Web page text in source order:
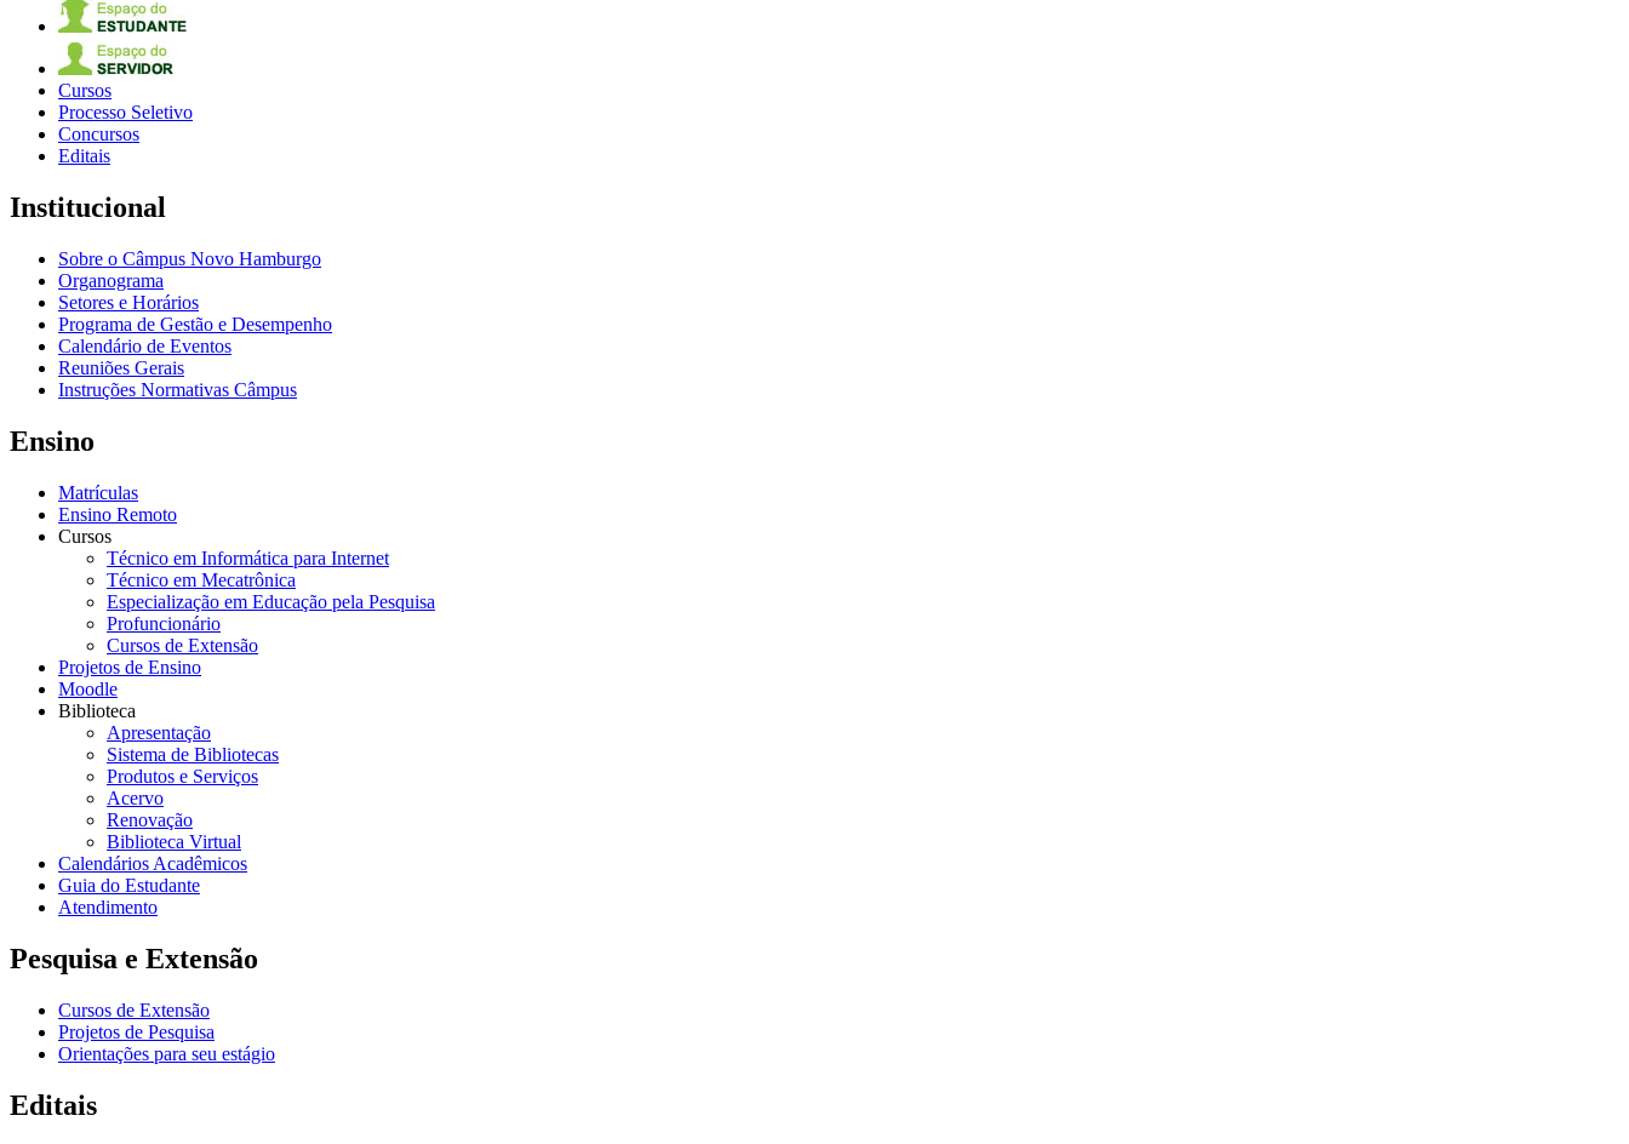
Cursos
Processo Seletivo
Concursos
Editais
Institucional
Sobre o Câmpus Novo Hamburgo
Organograma
Setores e Horários
Programa de Gestão e Desempenho
Calendário de Eventos
Reuniões Gerais
Instruções Normativas Câmpus
Ensino
Matrículas
Ensino Remoto
Cursos
Técnico em Informática para Internet
Técnico em Mecatrônica
Especialização em Educação pela Pesquisa
Profuncionário
Cursos de Extensão
Projetos de Ensino
Moodle
Biblioteca
Apresentação
Sistema de Bibliotecas
Produtos e Serviços
Acervo
Renovação
Biblioteca Virtual
Calendários Acadêmicos
Guia do Estudante
Atendimento
Pesquisa e Extensão
Cursos de Extensão
Projetos de Pesquisa
Orientações para seu estágio
Editais